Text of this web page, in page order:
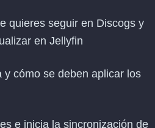
quieres seguir en Discogs y
en Jellyfin
y cómo se deben aplicar los
e inicia la sincronización de